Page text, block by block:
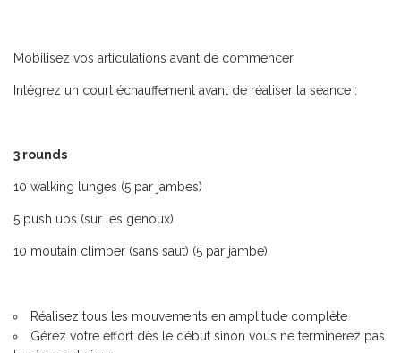
Mobilisez vos articulations avant de commencer
Intégrez un court échauffement avant de réaliser la séance :
3 rounds
10 walking lunges (5 par jambes)
5 push ups (sur les genoux)
10 moutain climber (sans saut) (5 par jambe)
Réalisez tous les mouvements en amplitude complète
Gérez votre effort dès le début sinon vous ne terminerez pas